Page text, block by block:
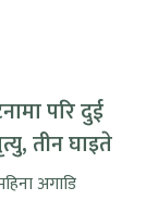
परि दुई
तीन घाइते
अगाडि